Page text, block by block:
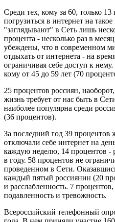
Среди тех, кому за 60, только
погрузиться в интернет на
"заглядывают" в Сеть лишь
процента - несколько раз в
убеждены, что в современном
отдыхать от интернета - на
ограничивая себе доступ к
кому от 45 до 59 лет (70
25 процентов россиян,
жизнь требует от нас быть в
наиболее популярна среди
(36 процентов).
За последний год 39 процентов
отключали себе интернет на
каждую неделю, 14 процентов -
в году. 58 процентов не
проведенном в Сети.
каждый пятый россиянин (20
и расслабленность. 7
подавленность и тревожность.
Всероссийский телефонный